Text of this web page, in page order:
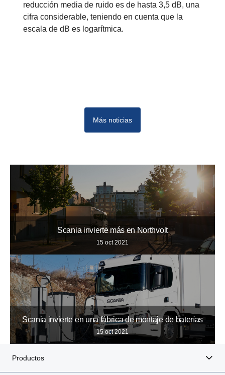
reducción media de ruido es de hasta 3,5 dB, una
cifra considerable, teniendo en cuenta que la
escala de dB es logarítmica.
Más noticias
Scania invierte más en Northvolt
15 oct 2021
Scania invierte en una fábrica de montaje de baterías
15 oct 2021
Productos